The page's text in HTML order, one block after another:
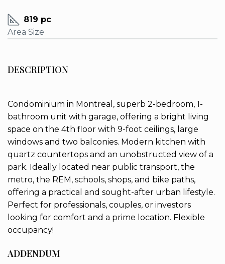
819 pc
Area Size
DESCRIPTION
Condominium in Montreal, superb 2-bedroom, 1-
bathroom unit with garage, offering a bright living
space on the 4th floor with 9-foot ceilings, large
windows and two balconies. Modern kitchen with
quartz countertops and an unobstructed view of a
park. Ideally located near public transport, the
metro, the REM, schools, shops, and bike paths,
offering a practical and sought-after urban lifestyle.
Perfect for professionals, couples, or investors
looking for comfort and a prime location. Flexible
occupancy!
ADDENDUM